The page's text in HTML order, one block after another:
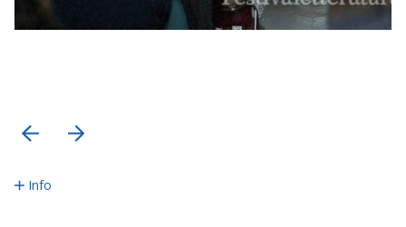
Info